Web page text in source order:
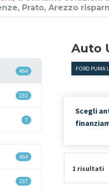
Prato, Arezzo
464
232
7
464
237
Auto
FORD PUMA
Scegli
1 risultati